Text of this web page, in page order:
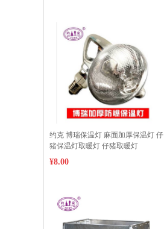
约克 博瑞保温灯 麻面加厚保温灯 仔
猪保温灯取暖灯 仔猪取暖灯
150w/175w/245w
¥8.00